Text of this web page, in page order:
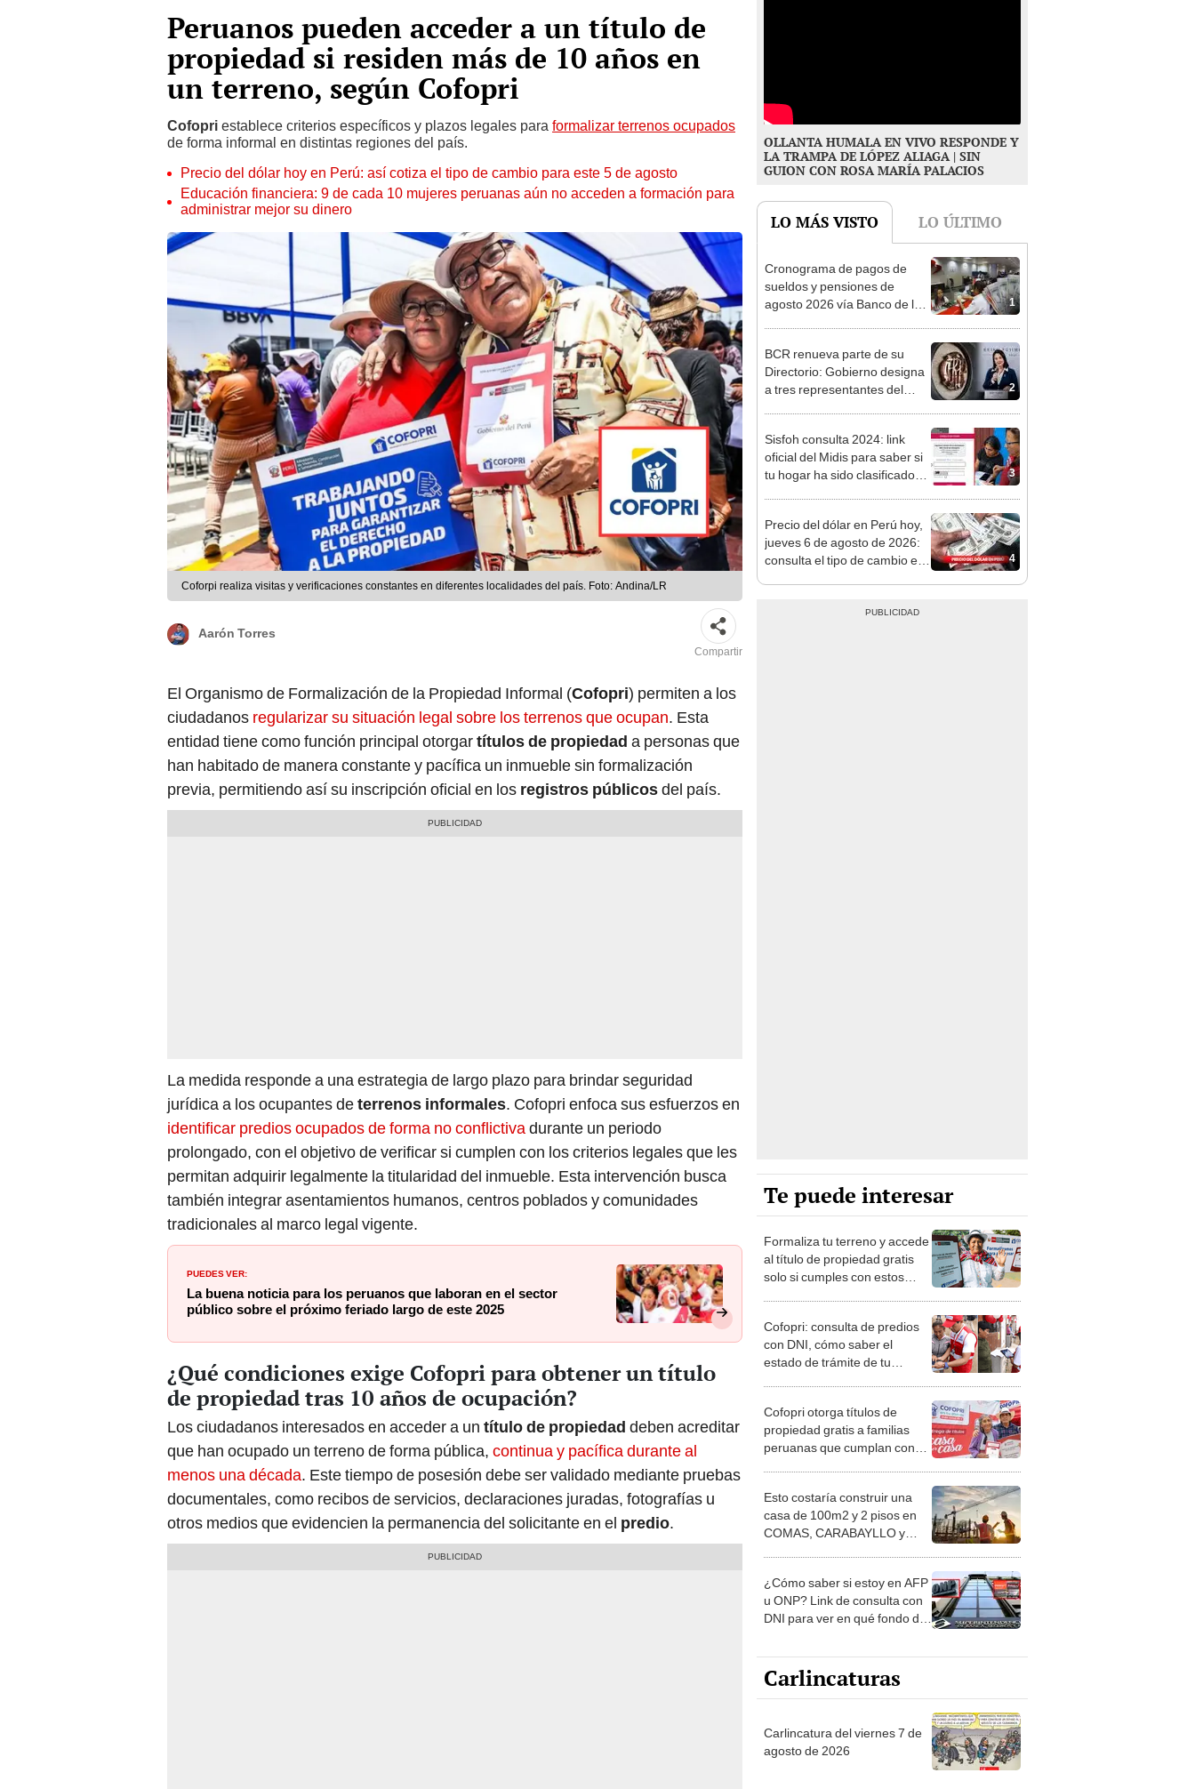
Peruanos pueden acceder a un título de
propiedad si residen más de 10 años en
un terreno, según Cofopri
Cofopri establece criterios específicos y plazos legales para formalizar terrenos ocupados
de forma informal en distintas regiones del país.
Precio del dólar hoy en Perú: así cotiza el tipo de cambio para este 5 de agosto
Educación financiera: 9 de cada 10 mujeres peruanas aún no acceden a formación para
administrar mejor su dinero
Coforpi realiza visitas y verificaciones constantes en diferentes localidades del país. Foto: Andina/LR
Aarón Torres
Compartir
El Organismo de Formalización de la Propiedad Informal (Cofopri) permiten a los
ciudadanos regularizar su situación legal sobre los terrenos que ocupan. Esta
entidad tiene como función principal otorgartítulos de propiedad a personas que
han habitado de manera constante y pacífica un inmueble sin formalización
previa, permitiendo así su inscripción oficial en los registros públicosdel país.
La medida responde a una estrategia de largo plazo para brindar seguridad
jurídica a los ocupantes deterrenos informales. Cofopri enfoca sus esfuerzos en
identificar predios ocupados de forma no conflictivadurante un periodo
prolongado, con el objetivo de verificar si cumplen con los criterios legales que les
permitan adquirir legalmente la titularidad del inmueble. Esta intervención busca
también integrar asentamientos humanos, centros poblados y comunidades
tradicionales al marco legal vigente.
PUEDES VER:
La buena noticia para los peruanos que laboran en el sector
público sobre el próximo feriado largo de este 2025
¿Qué condiciones exige Cofopri para obtener un título
de propiedad tras 10 años de ocupación?
Los ciudadanos interesados en acceder a un título de propiedad deben acreditar
que han ocupado un terreno de forma pública, continua y pacífica durante al
menos una década. Este tiempo de posesión debe ser validado mediante pruebas
documentales, como recibos de servicios, declaraciones juradas, fotografías u
otros medios que evidencien la permanencia del solicitante en el predio.
OLLANTA HUMALA EN VIVO RESPONDE Y
LA TRAMPA DE LÓPEZ ALIAGA | SIN
GUION CON ROSA MARÍA PALACIOS
LO MÁS VISTO LO ÚLTIMO
1
Cronograma de pagos de
sueldos y pensiones de
agosto 2026 vía Banco de la
2
BCR renueva parte de su
Directorio: Gobierno designa
a tres representantes del
3
Sisfoh consulta 2024: link
oficial del Midis para saber si
tu hogar ha sido clasificado
4
Precio del dólar en Perú hoy,
jueves 6 de agosto de 2026:
consulta el tipo de cambio en
Te puede interesar
Formaliza tu terreno y accede
al título de propiedad gratis
solo si cumples con estos
Cofopri: consulta de predios
con DNI, cómo saber el
estado de trámite de tu
Cofopri otorga títulos de
propiedad gratis a familias
peruanas que cumplan con
Esto costaría construir una
casa de 100m2 y 2 pisos en
COMAS, CARABAYLLO y
¿Cómo saber si estoy en AFP
u ONP? Link de consulta con
DNI para ver en qué fondo de
Carlincaturas
Carlincatura del viernes 7 de
agosto de 2026